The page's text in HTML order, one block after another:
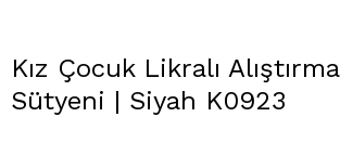
Kız Çocuk Likralı Alıştırma
Sütyeni | Siyah K0923